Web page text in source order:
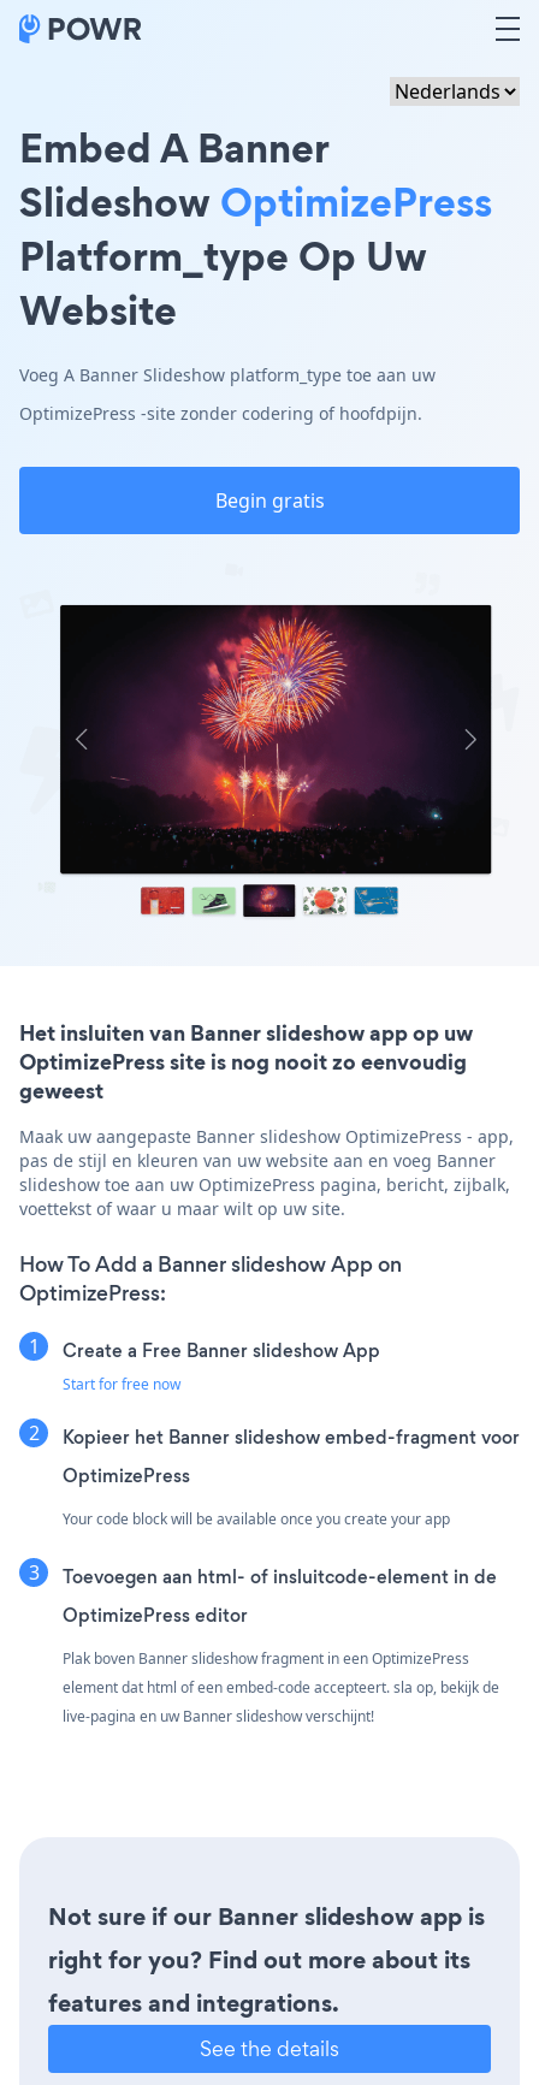
Embed A Banner
SlideshowOptimizePress
Platform_type Op Uw
Website
Voeg A Banner Slideshow platform_type toe aan uw
OptimizePress -site zonder codering of hoofdpijn.
Begin gratis
Het insluiten van Banner slideshow app op uw
OptimizePress site is nog nooit zo eenvoudig
geweest
Maak uw aangepaste Banner slideshow OptimizePress - app,
pas de stijl en kleuren van uw website aan en voeg Banner
slideshow toe aan uw OptimizePress pagina, bericht, zijbalk,
voettekst of waar u maar wilt op uw site.
How To Add a Banner slideshow App on
OptimizePress:
Create a Free Banner slideshow App
Start for free now
Kopieer het Banner slideshow embed-fragment voor
OptimizePress
Your code block will be available once you create your app
Toevoegen aan html- of insluitcode-element in de
OptimizePress editor
Plak boven Banner slideshow fragment in een OptimizePress
element dat html of een embed-code accepteert. sla op, bekijk de
live-pagina en uw Banner slideshow verschijnt!
Not sure if our Banner slideshow app is
right for you? Find out more about its
features and integrations.
See the details